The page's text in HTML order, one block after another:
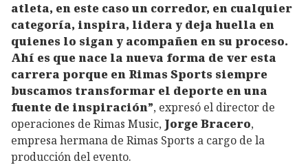
atleta, en este caso un corredor, en cualquier
categoría, inspira, lidera y deja huella en
quienes lo sigan y acompañen en su proceso.
Ahí es que nace la nueva forma de ver esta
carrera porque en Rimas Sports siempre
buscamos transformar el deporte en una
fuente de inspiración”, expresó el director de
operaciones de Rimas Music, Jorge Bracero,
empresa hermana de Rimas Sports a cargo de la
producción del evento.